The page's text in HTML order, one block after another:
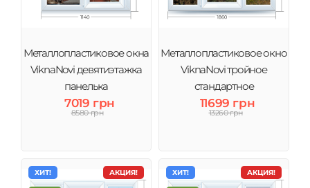
Металлопластиковое окна
ViknaNovi девятиэтажка
панелька
7019 грн
8580 грн
Металлопластиковое окно
ViknaNovi тройное
стандартное
11699 грн
13260 грн
АКЦИЯ!
ХИТ! АКЦИЯ!
ХИТ!